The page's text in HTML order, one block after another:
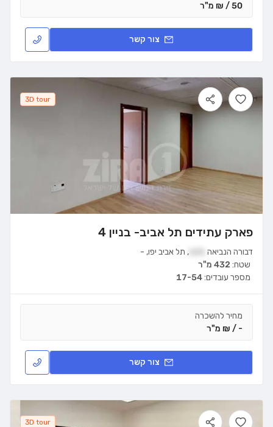
50 / ₪ מ"ר
צור קשר
3D tour
פארק עתידים תל אביב- בניין 4
דבורה הנביאה , תל אביב יפו,
-
שטח: 432 מ"ר
מספר עובדים:17-54
מחיר להשכרה
- / ₪ מ"ר
צור קשר
3D tour